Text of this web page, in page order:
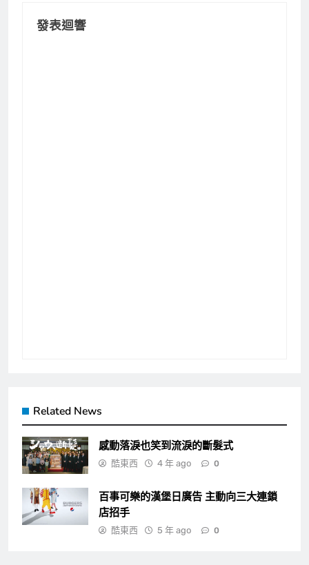
發表迴響
Related News
感動落淚也笑到流淚的斷髮式
酷東西 4 年 ago 0
百事可樂的漢堡日廣告 主動向三大連鎖
店招手
酷東西 5 年 ago 0